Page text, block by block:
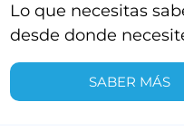
Lo que necesitas
desde donde
SABER MÁS